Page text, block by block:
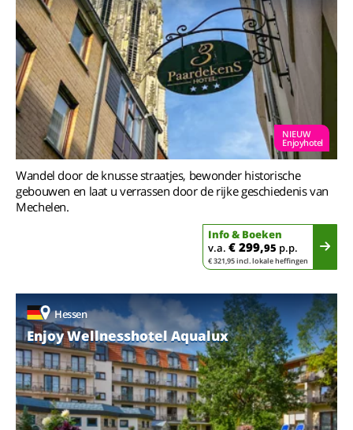
NIEUW
Enjoyhotel
Wandel door de knusse straatjes, bewonder historische
gebouwen en laat u verrassen door de rijke geschiedenis van
Mechelen.
Info & Boeken
v.a. € 299,95 p.p.
€ 321,95 incl. lokale heffingen
Hessen
Enjoy Wellnesshotel Aqualux